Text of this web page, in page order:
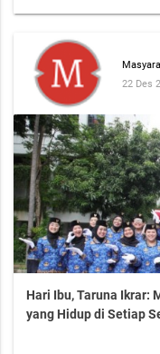
22 Des
Hari Ibu, Taruna Ikrar:
yang Hidup di Setiap